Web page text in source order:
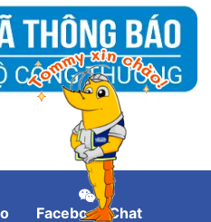
Facebook Chat